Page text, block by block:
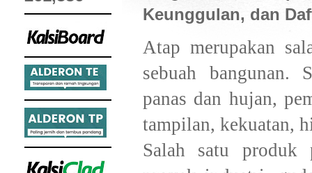
Keunggulan, dan
Atap merupakan
sebuah bangunan.
panas dan hujan,
tampilan, kekuatan,
Salah satu produk